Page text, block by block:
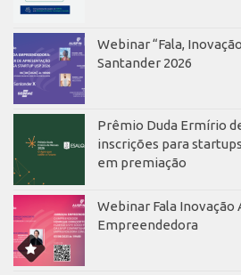
Webinar “Fala,
Santander 2026
Prêmio Duda Ermírio
inscrições para
em premiação
Webinar Fala Inovação
Empreendedora